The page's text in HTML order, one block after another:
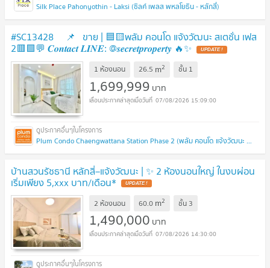
Silk Place Pahonyothin - Laksi (ซิลค์ เพลส พหลโยธิน - หลักสี่)
#SC13428 📌 ขาย | 🟦🟨พลัม คอนโด แจ้งวัฒนะ สเตชั่น เฟส
2​🟥🟩💬 𝑪𝒐𝒏𝒕𝒂𝒄𝒕 𝑳𝑰𝑵𝑬: @𝒔𝒆𝒄𝒓𝒆𝒕𝒑𝒓𝒐𝒑𝒆𝒓𝒕𝒚 🔥✨ UPDATE !
1 ห้องนอน 26.5 m2 ชั้น 1
1,699,999 บาท
07/08/2026 15:09:00
Plum Condo Chaengwattana Station Phase 2 (พลัม คอนโด แจ้งวัฒนะ สเตชั่น เฟส 2)
บ้านสวนรัชธานี หลักสี่–แจ้งวัฒนะ | ✨ 2 ห้องนอนใหญ่ ในงบผ่อน
เริ่มเพียง 5,xxx บาท/เดือน* UPDATE !
2 ห้องนอน 60.0 m2 ชั้น 3
1,490,000 บาท
07/08/2026 14:30:00